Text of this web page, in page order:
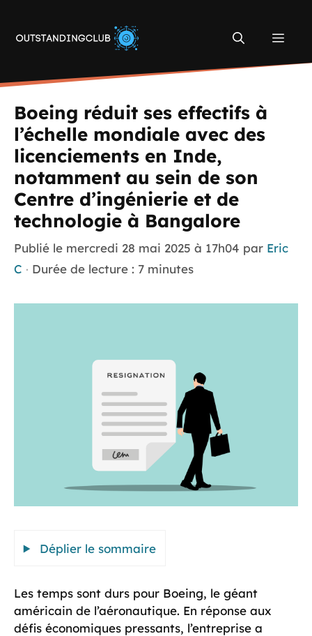
contenu
Boeing réduit ses effectifs à
l’échelle mondiale avec des
licenciements en Inde,
notamment au sein de son
Centre d’ingénierie et de
technologie à Bangalore
Publié le mercredi 28 mai 2025 à 17h04 par Eric
C · Durée de lecture : 7 minutes
Déplier le sommaire
Les temps sont durs pour Boeing, le géant
américain de l’aéronautique. En réponse aux
défis économiques pressants, l’entreprise a